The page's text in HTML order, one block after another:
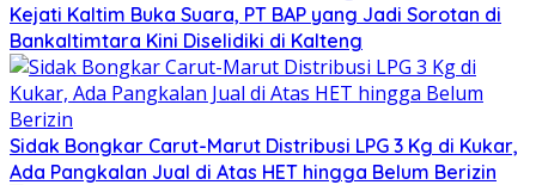
Kejati Kaltim Buka Suara, PT BAP yang Jadi Sorotan di
Bankaltimtara Kini Diselidiki di Kalteng
Sidak Bongkar Carut-Marut Distribusi LPG 3 Kg di Kukar,
Ada Pangkalan Jual di Atas HET hingga Belum Berizin